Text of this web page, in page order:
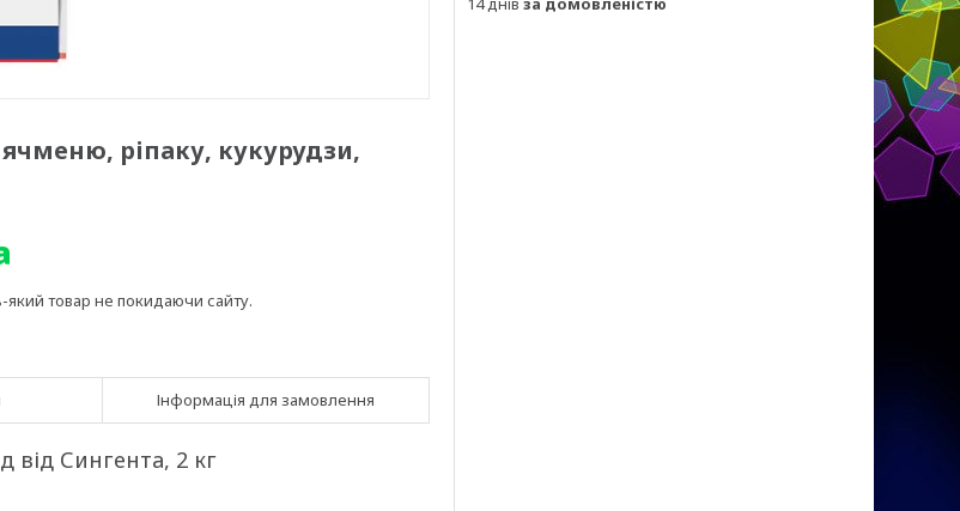
ріпаку, кукурудзи,
який товар не покидаючи сайту.
Інформація для замовлення
від Сингента, 2 кг